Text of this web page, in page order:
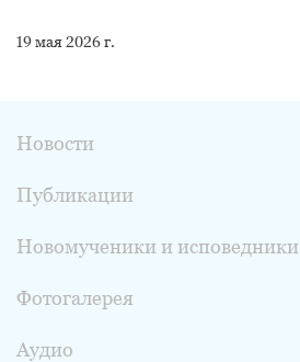
19 мая 2026 г.
Новости
Публикации
Новомученики и исповедники
Фотогалерея
Аудио